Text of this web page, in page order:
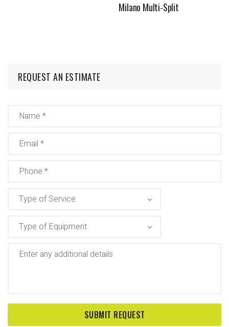
Milano Multi-Split
REQUEST AN ESTIMATE